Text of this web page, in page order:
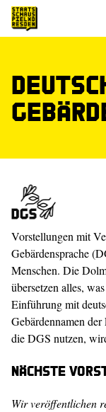
Vorstellungen mit
Gebärdensprache
Menschen. Die
übersetzen alles,
Einführung mit
Gebärdennamen
die DGS nutzen,
Nächste
Wir veröffentlichen